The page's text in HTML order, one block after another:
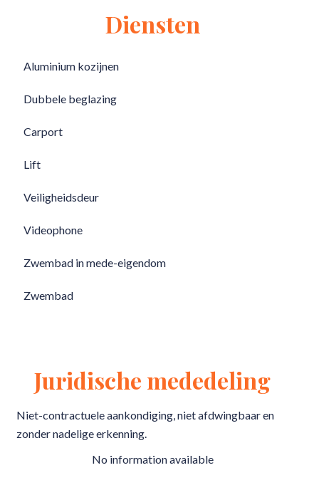
Diensten
Aluminium kozijnen
Dubbele beglazing
Carport
Lift
Veiligheidsdeur
Videophone
Zwembad in mede-eigendom
Zwembad
Juridische mededeling
Niet-contractuele aankondiging, niet afdwingbaar en
zonder nadelige erkenning.
No information available